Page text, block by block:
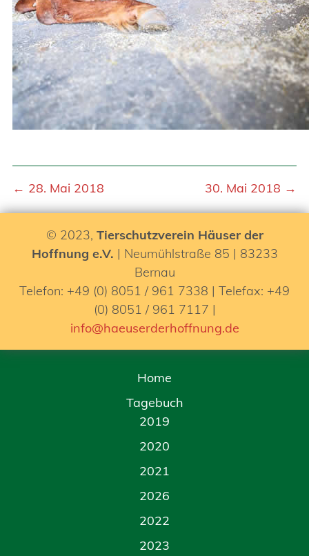
← 28. Mai 2018 30. Mai 2018 →
© 2023, Tierschutzverein Häuser der
Hoffnung e.V. | Neumühlstraße 85 | 83233
Bernau
Telefon: +49 (0) 8051 / 961 7338 | Telefax: +49
(0) 8051 / 961 7117 |
info@haeuserderhoffnung.de
Home
Tagebuch
2019
2020
2021
2026
2022
2023